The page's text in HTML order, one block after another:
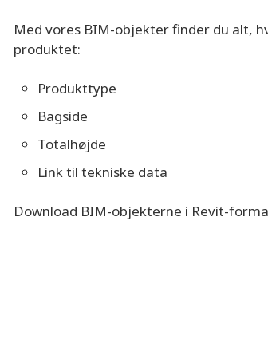
Med vores BIM-objekter finder du alt,
produktet:
Produkttype
Bagside
Totalhøjde
Link til tekniske data
Download BIM-objekterne i Revit-